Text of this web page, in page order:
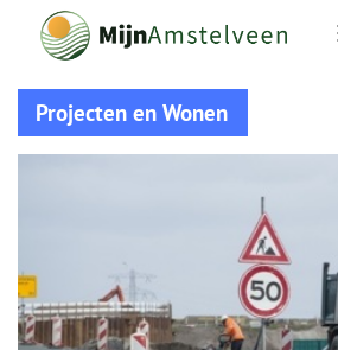
Projecten en Wonen